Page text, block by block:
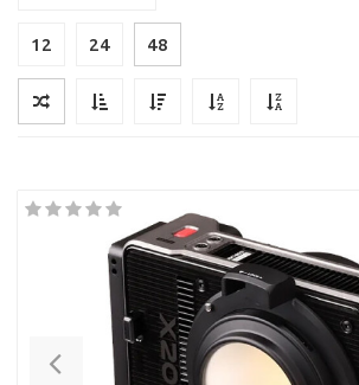
12 24 48
Previous